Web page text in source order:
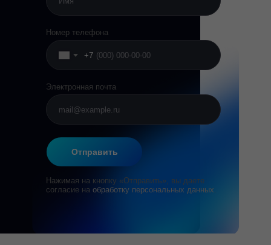
Номер телефона
+7
Электронная почта
Отправить
Нажимая на кнопку «Отправить», вы даете
согласие на обработку персональных данных.